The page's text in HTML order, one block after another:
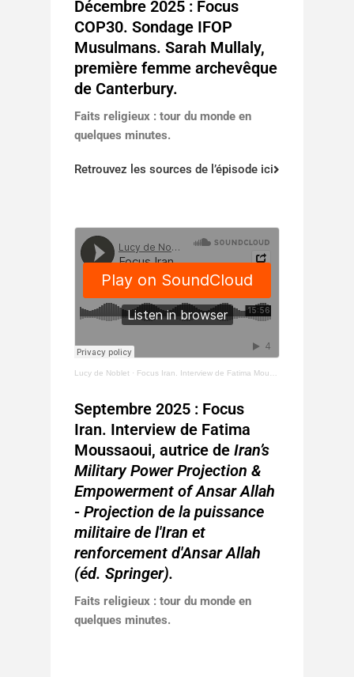
Décembre 2025 : Focus
COP30. Sondage IFOP
Musulmans. Sarah Mullaly,
première femme archevêque
de Canterbury.
Faits religieux : tour du monde en
quelques minutes.
Retrouvez les sources de l’épisode ici
Lucy de Noblet · Focus Iran. Interview de Fatima Moussaoui.
Septembre 2025 : Focus
Iran. Interview de Fatima
Moussaoui, autrice de Iran’s
Military Power Projection &
Empowerment of Ansar Allah
- Projection de la puissance
militaire de l'Iran et
renforcement d'Ansar Allah
(éd. Springer).
Faits religieux : tour du monde en
quelques minutes.